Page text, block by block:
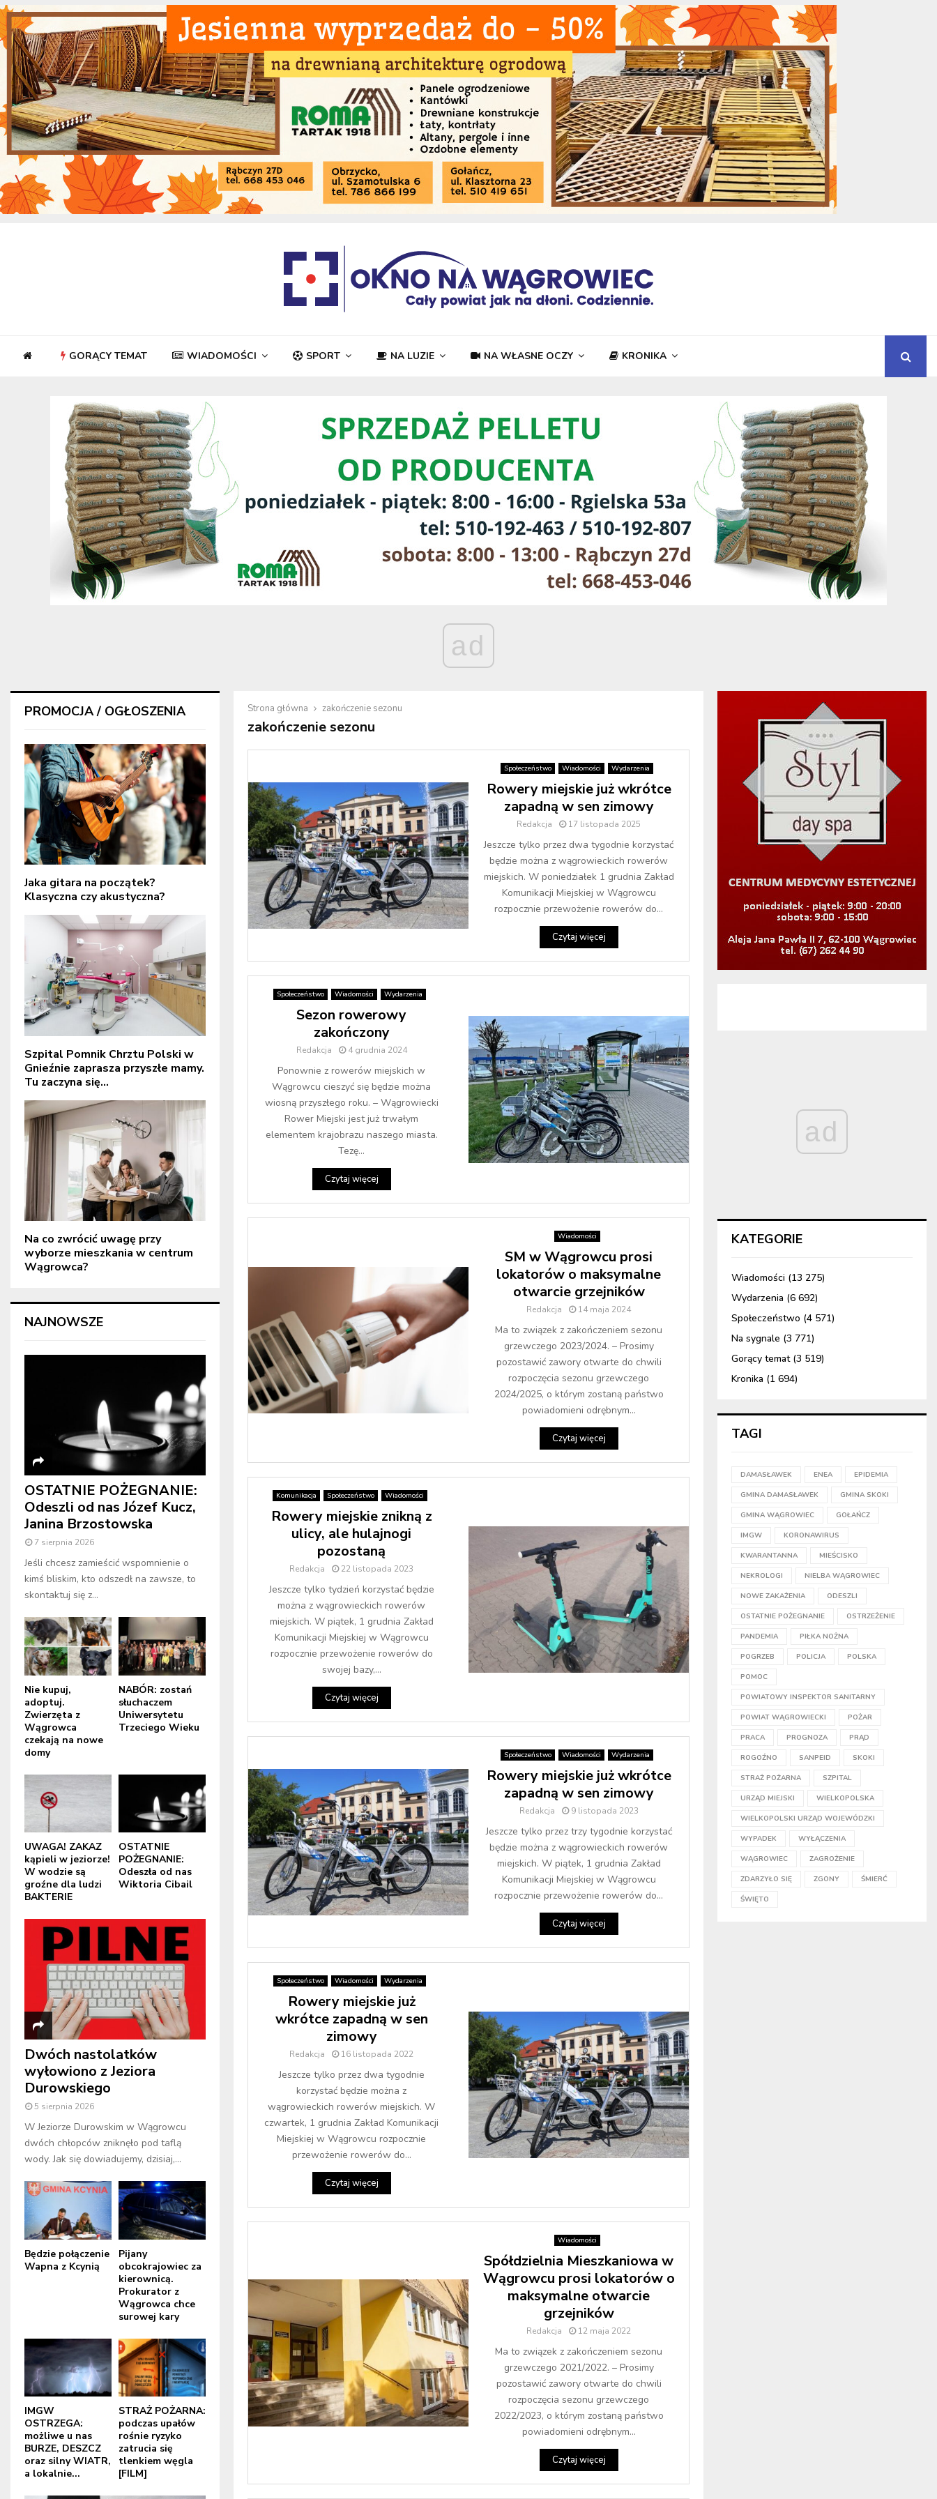
GORĄCY TEMAT WIADOMOŚCI SPORT NA LUZIE NA WŁASNE OCZY KRONIKA
ad
Strona główna zakończenie sezonu
zakończenie sezonu
Społeczeństwo Wiadomości Wydarzenia
Rowery miejskie już wkrótce
zapadną w sen zimowy
Redakcja 17 listopada 2025
Jeszcze tylko przez dwa tygodnie korzystać
będzie można z wągrowieckich rowerów
miejskich. W poniedziałek 1 grudnia Zakład
Komunikacji Miejskiej w Wągrowcu
rozpocznie przewożenie rowerów do...
Czytaj więcej
Społeczeństwo Wiadomości Wydarzenia
Sezon rowerowy
zakończony
Redakcja 4 grudnia 2024
Ponownie z rowerów miejskich w
Wągrowcu cieszyć się będzie można
wiosną przyszłego roku. – Wągrowiecki
Rower Miejski jest już trwałym
elementem krajobrazu naszego miasta.
Tezę...
Czytaj więcej
Wiadomości
SM w Wągrowcu prosi
lokatorów o maksymalne
otwarcie grzejników
Redakcja 14 maja 2024
Ma to związek z zakończeniem sezonu
grzewczego 2023/2024. – Prosimy
pozostawić zawory otwarte do chwili
rozpoczęcia sezonu grzewczego
2024/2025, o którym zostaną państwo
powiadomieni odrębnym...
Czytaj więcej
Komunikacja Społeczeństwo Wiadomości
Rowery miejskie znikną z
ulicy, ale hulajnogi
pozostaną
Redakcja 22 listopada 2023
Jeszcze tylko tydzień korzystać będzie
można z wągrowieckich rowerów
miejskich. W piątek, 1 grudnia Zakład
Komunikacji Miejskiej w Wągrowcu
rozpocznie przewożenie rowerów do
swojej bazy,...
Czytaj więcej
Społeczeństwo Wiadomości Wydarzenia
Rowery miejskie już wkrótce
zapadną w sen zimowy
Redakcja 9 listopada 2023
Jeszcze tylko przez trzy tygodnie korzystać
będzie można z wągrowieckich rowerów
miejskich. W piątek, 1 grudnia Zakład
Komunikacji Miejskiej w Wągrowcu
rozpocznie przewożenie rowerów do...
Czytaj więcej
Społeczeństwo Wiadomości Wydarzenia
Rowery miejskie już
wkrótce zapadną w sen
zimowy
Redakcja 16 listopada 2022
Jeszcze tylko przez dwa tygodnie
korzystać będzie można z
wągrowieckich rowerów miejskich. W
czwartek, 1 grudnia Zakład Komunikacji
Miejskiej w Wągrowcu rozpocznie
przewożenie rowerów do...
Czytaj więcej
Wiadomości
Spółdzielnia Mieszkaniowa w
Wągrowcu prosi lokatorów o
maksymalne otwarcie
grzejników
Redakcja 12 maja 2022
Ma to związek z zakończeniem sezonu
grzewczego 2021/2022. – Prosimy
pozostawić zawory otwarte do chwili
rozpoczęcia sezonu grzewczego
2022/2023, o którym zostaną państwo
powiadomieni odrębnym...
Czytaj więcej
PROMOCJA / OGŁOSZENIA
Jaka gitara na początek?
Klasyczna czy akustyczna?
Szpital Pomnik Chrztu Polski w
Gnieźnie zaprasza przyszłe mamy.
Tu zaczyna się...
Na co zwrócić uwagę przy
wyborze mieszkania w centrum
Wągrowca?
NAJNOWSZE
OSTATNIE POŻEGNANIE:
Odeszli od nas Józef Kucz,
Janina Brzostowska
7 sierpnia 2026
Jeśli chcesz zamieścić wspomnienie o
kimś bliskim, kto odszedł na zawsze, to
skontaktuj się z...
Nie kupuj,
adoptuj.
Zwierzęta z
Wągrowca
czekają na nowe
domy
NABÓR: zostań
słuchaczem
Uniwersytetu
Trzeciego Wieku
UWAGA! ZAKAZ
kąpieli w jeziorze!
W wodzie są
groźne dla ludzi
BAKTERIE
OSTATNIE
POŻEGNANIE:
Odeszła od nas
Wiktoria Cibail
Dwóch nastolatków
wyłowiono z Jeziora
Durowskiego
5 sierpnia 2026
W Jeziorze Durowskim w Wągrowcu
dwóch chłopców zniknęło pod taflą
wody. Jak się dowiadujemy, dzisiaj,...
Będzie połączenie
Wapna z Kcynią
Pijany
obcokrajowiec za
kierownicą.
Prokurator z
Wągrowca chce
surowej kary
IMGW
OSTRZEGA:
możliwe u nas
BURZE, DESZCZ
oraz silny WIATR,
a lokalnie...
STRAŻ POŻARNA:
podczas upałów
rośnie ryzyko
zatrucia się
tlenkiem węgla
[FILM]
ad
KATEGORIE
Wiadomości (13 275)
Wydarzenia (6 692)
Społeczeństwo (4 571)
Na sygnale (3 771)
Gorący temat(3 519)
Kronika (1 694)
TAGI
DAMASŁAWEK ENEA EPIDEMIA
GMINA DAMASŁAWEK GMINA SKOKI
GMINA WĄGROWIEC GOŁAŃCZ
IMGW KORONAWIRUS
KWARANTANNA MIEŚCISKO
NEKROLOGI NIELBA WĄGROWIEC
NOWE ZAKAŻENIA ODESZLI
OSTATNIE POŻEGNANIE OSTRZEŻENIE
PANDEMIA PIŁKA NOŻNA
POGRZEB POLICJA POLSKA
POMOC
POWIATOWY INSPEKTOR SANITARNY
POWIAT WĄGROWIECKI POŻAR
PRACA PROGNOZA PRĄD
ROGOŹNO SANPEID SKOKI
STRAŻ POŻARNA SZPITAL
URZĄD MIEJSKI WIELKOPOLSKA
WIELKOPOLSKI URZĄD WOJEWÓDZKI
WYPADEK WYŁĄCZENIA
WĄGROWIEC ZAGROŻENIE
ZDARZYŁO SIĘ ZGONY ŚMIERĆ
ŚWIĘTO